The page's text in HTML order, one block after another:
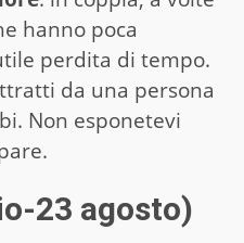
hanno poca
perdita di tempo.
da una persona
Non esponetevi
23 agosto)